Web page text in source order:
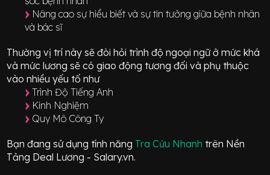
Nâng cao sự hiểu biết và sự tin tưởng giữa bệnh nhân
và bác sĩ
Thường vị trí này sẽ đòi hỏi trình độ ngoại ngữ ở mứckhá
và mức lương sẽ có giao động tương đối và phụ thuộc
vào nhiều yếu tố như
Trình Độ Tiếng Anh
Kinh Nghiệm
Quy Mô Công Ty
Bạn đang sử dụng tính năng Tra Cứu Nhanh trên Nền
Tảng Deal Lương - Salary.vn.